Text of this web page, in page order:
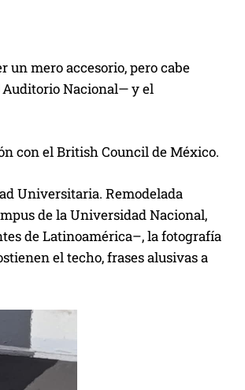
un mero accesorio, pero cabe
Auditorio Nacional— y el
con el British Council de México.
Universitaria. Remodelada
de la Universidad Nacional,
de Latinoamérica–, la fotografía
el techo, frases alusivas a